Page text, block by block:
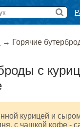
→ Горячие
с
курицей и
с чашкой кофе -